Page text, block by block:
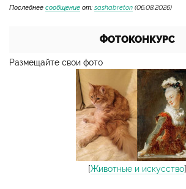
Последнее сообщение от: sashabreton (06.08.2026)
ФОТОКОНКУРС
Размещайте свои фото
[Животные и искусство]